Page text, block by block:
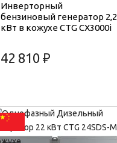
Инверторный
бензиновый генератор 2,2
кВт в кожухе CTG CX3000i
42 810 ₽